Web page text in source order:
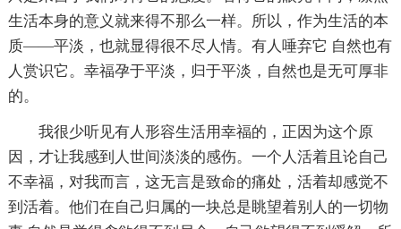
生活本身的意义就来得不那么一样。所以，作为生活的本
质——平淡，也就显得很不尽人情。有人唾弃它 自然也有
人赏识它。幸福孕于平淡，归于平淡，自然也是无可厚非
的。
我很少听见有人形容生活用幸福的，正因为这个原
因，才让我感到人世间淡淡的感伤。一个人活着且论自己
不幸福，对我而言，这无言是致命的痛处，活着却感觉不
到活着。他们在自己归属的一块总是眺望着别人的一切物